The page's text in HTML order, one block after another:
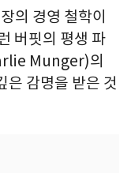
의 경영 철학이
버핏의 평생 파
Munger)의
감명을 받은 것